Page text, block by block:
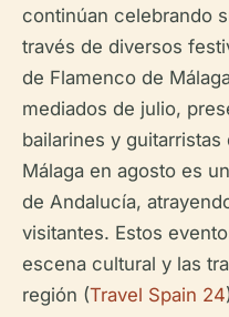
continúan celebrando
través de diversos
de Flamenco de
mediados de julio,
bailarines y guitarristas
Málaga en agosto es
de Andalucía,
visitantes. Estos
escena cultural y las
región (Travel Spain 24